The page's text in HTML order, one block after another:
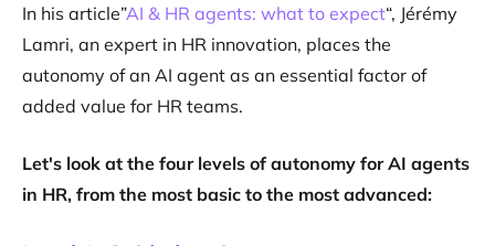
In his article”AI & HR agents: what to expect“, Jérémy
Lamri, an expert in HR innovation, places the
autonomy of an AI agent as an essential factor of
added value for HR teams.
Let's look at the four levels of autonomy for AI agents
in HR, from the most basic to the most advanced: